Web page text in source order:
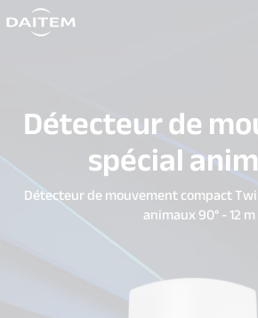
search.label
Détecteur de
spécial
Détecteur de mouvement compact
animaux 90° - 12 m